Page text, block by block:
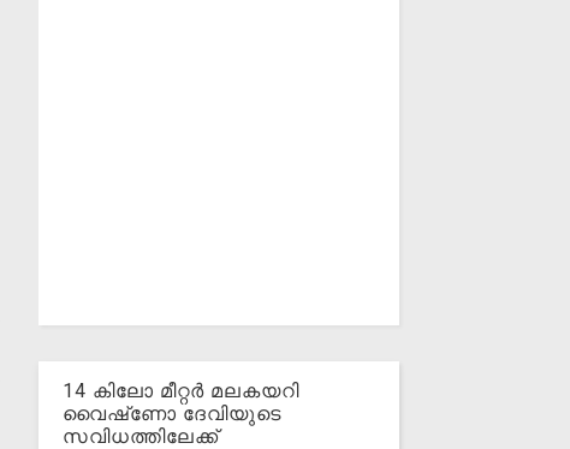
14 കിലോ മീറ്റര്‍ മലകയറി
വൈഷ്‌ണോ ദേവിയുടെ
സവിധത്തിലേക്ക്